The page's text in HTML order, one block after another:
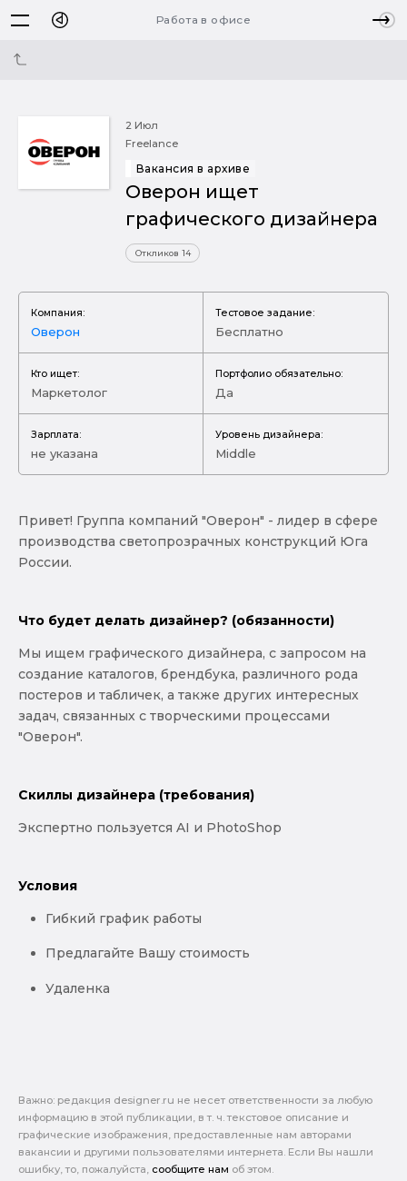
Работа в офисе
2 Июл
Freelance
Вакансия в архиве
Оверон ищет
графического дизайнера
Откликов 14
Компания:
Оверон
Тестовое задание:
Бесплатно
Кто ищет:
Маркетолог
Портфолио обязательно:
Да
Зарплата:
не указана
Уровень дизайнера:
Middle
Привет! Группа компаний "Оверон" - лидер в сфере
производства светопрозрачных конструкций Юга
России.
Что будет делать дизайнер? (обязанности)
Мы ищем графического дизайнера, с запросом на
создание каталогов, брендбука, различного рода
постеров и табличек, а также других интересных
задач, связанных с творческими процессами
"Оверон".
Скиллы дизайнера (требования)
Экспертно пользуется AI и PhotoShop
Условия
Гибкий график работы
Предлагайте Вашу стоимость
Удаленка
Важно: pедакция designer.ru не несет ответственности за любую
информацию в этой публикации, в т. ч. текстовое описание и
графические изображения, предоставленные нам авторами
вакансии и другими пользователями интернета. Если Вы нашли
ошибку, то, пожалуйста, сообщите нам об этом.